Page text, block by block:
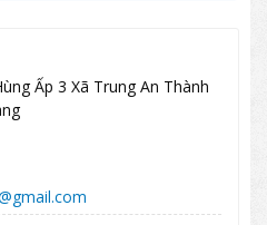
Ấp 3 Xã Trung An Thành